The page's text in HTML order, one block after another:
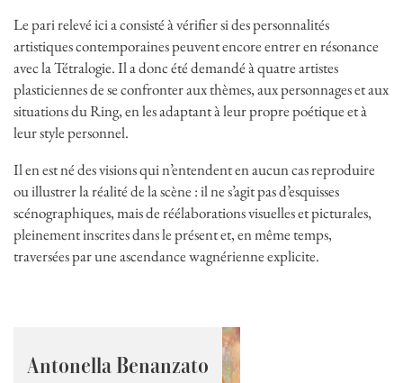
Le pari relevé ici a consisté à vérifier si des personnalités
artistiques contemporaines peuvent encore entrer en résonance
avec la Tétralogie. Il a donc été demandé à quatre artistes
plasticiennes de se confronter aux thèmes, aux personnages et aux
situations du Ring, en les adaptant à leur propre poétique et à
leur style personnel.
Il en est né des visions qui n’entendent en aucun cas reproduire
ou illustrer la réalité de la scène : il ne s’agit pas d’esquisses
scénographiques, mais de réélaborations visuelles et picturales,
pleinement inscrites dans le présent et, en même temps,
traversées par une ascendance wagnérienne explicite.
Antonella Benanzato